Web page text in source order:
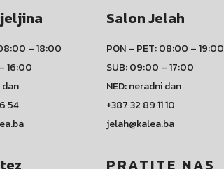
– 18:00
16:00
dan
54
Salon Jelah
PON – PET: 08:00 – 19:00
SUB: 09:00 – 17:00
NED: neradni dan
+387 32 89 11 10
jelah@kalea.ba
PRATITE NAS